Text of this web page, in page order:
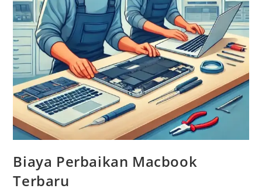
Biaya Perbaikan Macbook
Terbaru